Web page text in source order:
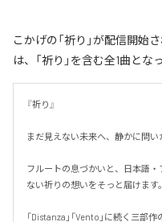
こかげの「祈り」が配信開始
は、「祈り」を含む全1曲とな
『祈り』
まだ見えない未来へ、静かに問い
フルートの息づかいと、日本語
ない祈りの想いをそっと届けます。
「Distanza」「Vento」に続く三部作